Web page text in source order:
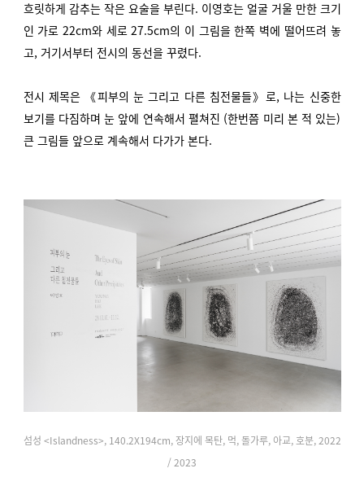
흐릿하게 감추는 작은 요술을 부린다. 이영호는 얼굴 거울 만한 크기
인 가로 22cm와 세로 27.5cm의 이 그림을 한쪽 벽에 떨어뜨려 놓
고, 거기서부터 전시의 동선을 꾸렸다.
전시 제목은 《피부의 눈 그리고 다른 침전물들》로, 나는 신중한
보기를 다짐하며 눈 앞에 연속해서 펼쳐진 (한번쯤 미리 본 적 있는)
큰 그림들 앞으로 계속해서 다가가 본다.
섬성 <Islandness>, 140.2X194cm, 장지에 목탄, 먹, 돌가루, 아교, 호분, 2022
/ 2023